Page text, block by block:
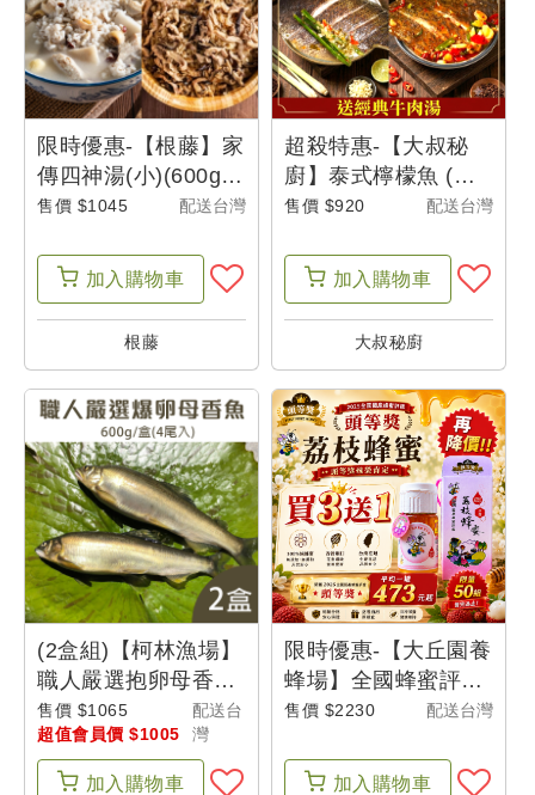
限時優惠-【根藤】家
傳四神湯(小)(600g/
包)X4+黑麻油油飯
售價 $1045 配送台灣
加入 購物車
根藤
超殺特惠-【大叔秘
廚】泰式檸檬魚 (或
川味椒麻魚)任選 5包
湯(600g/包)-盛夏輕
食新選擇
售價 $920 配送台灣
加入 購物車
大叔秘廚
(2盒組)【柯林漁場】
職人嚴選抱卵母香魚
(600g/盒/4尾)
售價 $1065
超值會員價 $1005
配送台
灣
加入 購物車
限時優惠-【大丘園養
蜂場】全國蜂蜜評鑑-
頭等獎荔枝蜂蜜
鄉特色
售價 $2230 配送台灣
加入 購物車